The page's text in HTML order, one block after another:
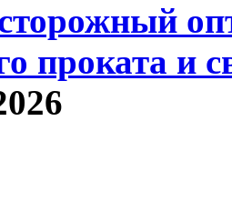
проката и